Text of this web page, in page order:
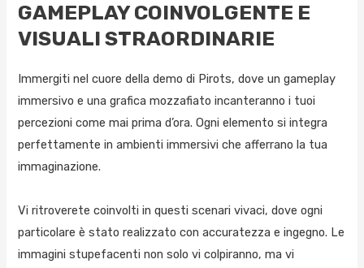
GAMEPLAY COINVOLGENTE E
VISUALI STRAORDINARIE
Immergiti nel cuore della demo di Pirots, dove un gameplay
immersivo e una grafica mozzafiato incanteranno i tuoi
percezioni come mai prima d’ora. Ogni elemento si integra
perfettamente in ambienti immersivi che afferrano la tua
immaginazione.
Vi ritroverete coinvolti in questi scenari vivaci, dove ogni
particolare è stato realizzato con accuratezza e ingegno. Le
immagini stupefacenti non solo vi colpiranno, ma vi